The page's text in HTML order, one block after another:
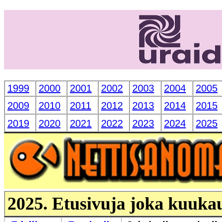
1999 2000 2001 2002 2003 2004
2005
2009
2010 2011 2012 2013 2014
2015
2019
2020 2021 2022 2023 2024 2025
2025. Etusivuja joka